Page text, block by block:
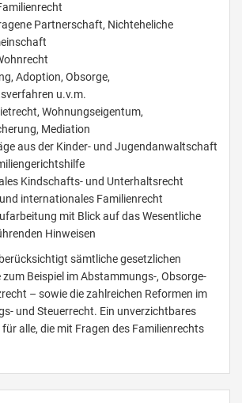
Partnerschaft, Nichteheliche
Adoption, Obsorge,
u.v.m.
Wohnungseigentum,
Mediation
aus der Kinder- und Jugendanwaltschaft
Kindschafts- und Unterhaltsrecht
internationales Familienrecht
mit Blick auf das Wesentliche
Hinweisen
sämtliche gesetzlichen
Beispiel im Abstammungs-, Obsorge-
– sowie die zahlreichen Reformen im
und Steuerrecht. Ein unverzichtbares
alle, die mit Fragen des Familienrechts